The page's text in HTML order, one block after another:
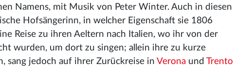
Namens, mit Musik von Peter Winter. Auch in diesen
Hofsängerinn, in welcher Eigenschaft sie 1806
Reise zu ihren Aeltern nach Italien, wo ihr von der
wurden, um dort zu singen; allein ihre zu kurze
sang jedoch auf ihrer Zurückreise in Verona und Trento